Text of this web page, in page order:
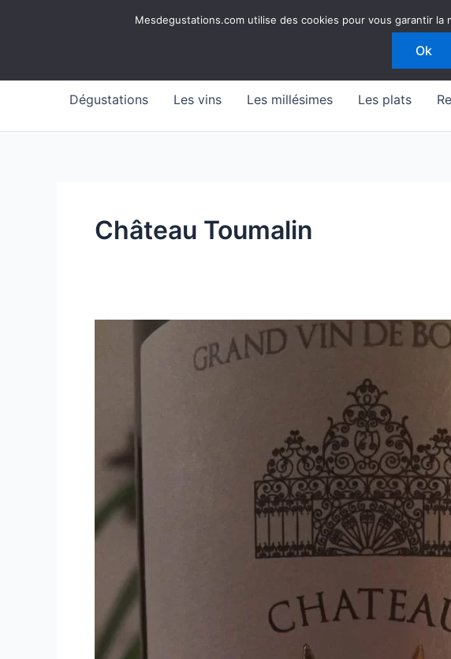
Mesdegustations
Dégustations Les vins Les millésimes Les plats
Château Toumalin
Mesdegustations.com utilise des cookies pour vous garantir
Ok